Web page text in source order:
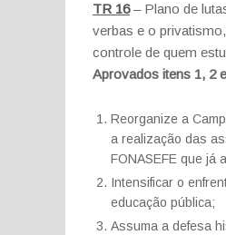
TR 16– Plano de
verbas e o
controle de quem
Aprovados itens 1, 2
Reorganize a
a realização das
FONASEFE que já
Intensificar o
educação pública;
Assuma a defesa